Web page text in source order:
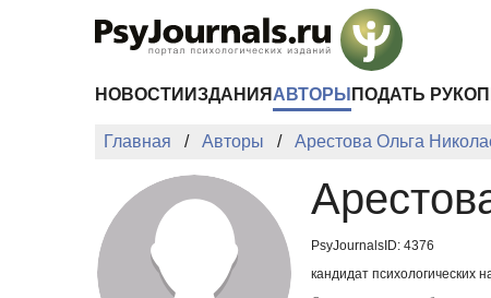
НОВОСТИ ИЗДАНИЯ АВТОРЫ ПОДАТЬ
Главная Авторы Арестова Ольга
PsyJournalsID: 4376
кандидат психологических